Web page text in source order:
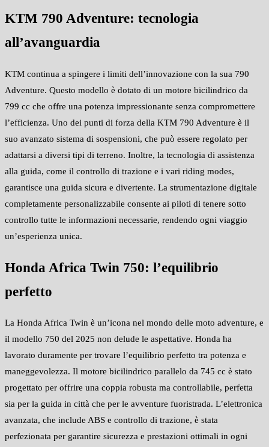
KTM 790 Adventure: tecnologia
all’avanguardia
KTM continua a spingere i limiti dell’innovazione con la sua 790
Adventure. Questo modello è dotato di un motore bicilindrico da
799 cc che offre una potenza impressionante senza compromettere
l’efficienza. Uno dei punti di forza della KTM 790 Adventure è il
suo avanzato sistema di sospensioni, che può essere regolato per
adattarsi a diversi tipi di terreno. Inoltre, la tecnologia di assistenza
alla guida, come il controllo di trazione e i vari riding modes,
garantisce una guida sicura e divertente. La strumentazione digitale
completamente personalizzabile consente ai piloti di tenere sotto
controllo tutte le informazioni necessarie, rendendo ogni viaggio
un’esperienza unica.
Honda Africa Twin 750: l’equilibrio
perfetto
La Honda Africa Twin è un’icona nel mondo delle moto adventure, e
il modello 750 del 2025 non delude le aspettative. Honda ha
lavorato duramente per trovare l’equilibrio perfetto tra potenza e
maneggevolezza. Il motore bicilindrico parallelo da 745 cc è stato
progettato per offrire una coppia robusta ma controllabile, perfetta
sia per la guida in città che per le avventure fuoristrada. L’elettronica
avanzata, che include ABS e controllo di trazione, è stata
perfezionata per garantire sicurezza e prestazioni ottimali in ogni